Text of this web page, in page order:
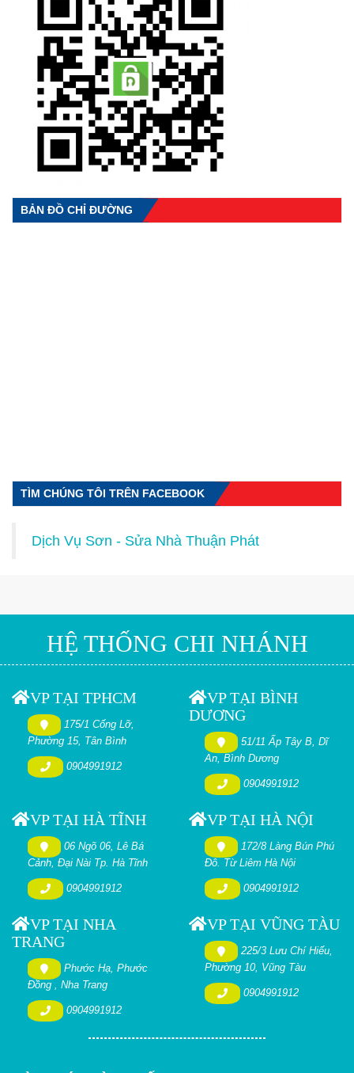
BẢN ĐỒ CHỈ ĐƯỜNG
TÌM CHÚNG TÔI TRÊN FACEBOOK
Dịch Vụ Sơn - Sửa Nhà Thuận Phát
HỆ THỐNG CHI NHÁNH
VP TẠI TPHCM
175/1 Cống Lỡ,
Phường 15, Tân Bình
0904991912
VP TẠI BÌNH
DƯƠNG
51/11 Ấp Tây B, Dĩ
An, Bình Dương
0904991912
VP TẠI HÀ TĨNH
06 Ngõ 06, Lê Bá
Cảnh, Đại Nài Tp. Hà Tĩnh
0904991912
VP TẠI HÀ NỘI
172/8 Làng Bún Phú
Đô. Từ Liêm Hà Nội
0904991912
VP TẠI NHA
TRANG
Phước Hạ, Phước
Đồng , Nha Trang
0904991912
VP TẠI VŨNG TÀU
225/3 Lưu Chí Hiếu,
Phường 10, Vũng Tàu
0904991912